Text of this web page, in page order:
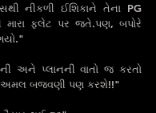
નીકળી ઈશિકાને તેના PG
મારા ફ્લેટ પર જતે.પણ, બપોરે
અને પ્લાનની વાતો જ કરતો
અમલ બજવણી પણ કરશે!!"